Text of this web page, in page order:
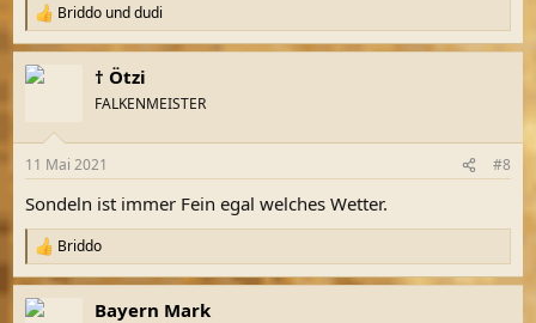
R
e
a
k
e
:
Briddo unddudi
† Ötzi
FALKENMEISTER
11 Mai 2021 #8
Sondeln ist immer Fein egal welches Wetter.
R
e
a
k
Briddo
Bayern Mark